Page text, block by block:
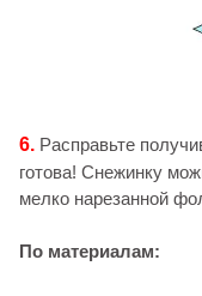
6. Расправьте
готова! Снежинку
мелко нарезанной
По материалам: